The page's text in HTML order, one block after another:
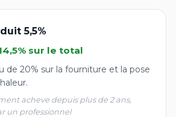
5,5%
sur le total
de 20% sur la fourniture et la pose
acheve depuis plus de 2 ans,
un professionnel